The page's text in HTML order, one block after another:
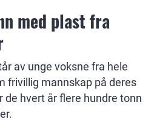
med plast fra
av unge voksne fra hele
frivillig mannskap på deres
de hvert år flere hundre tonn